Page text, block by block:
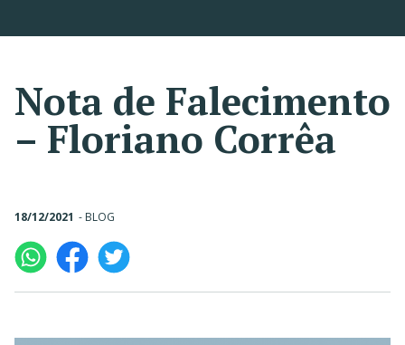
Nota de Falecimento
– Floriano Corrêa
18/12/2021 - BLOG